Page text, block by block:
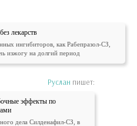
лекарств
ингибиторов, как Рабепразол-СЗ,
изжогу на долгий период
Руслан пишет:
эффекты по
дела Силденафил-СЗ, в